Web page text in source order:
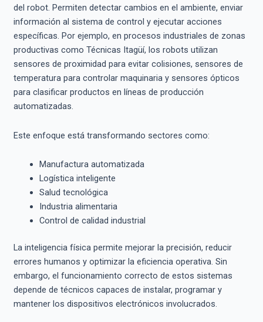
del robot. Permiten detectar cambios en el ambiente, enviar
información al sistema de control y ejecutar acciones
específicas. Por ejemplo, en procesos industriales de zonas
productivas como Técnicas Itagüí, los robots utilizan
sensores de proximidad para evitar colisiones, sensores de
temperatura para controlar maquinaria y sensores ópticos
para clasificar productos en líneas de producción
automatizadas.
Este enfoque está transformando sectores como:
Manufactura automatizada
Logística inteligente
Salud tecnológica
Industria alimentaria
Control de calidad industrial
La inteligencia física permite mejorar la precisión, reducir
errores humanos y optimizar la eficiencia operativa. Sin
embargo, el funcionamiento correcto de estos sistemas
depende de técnicos capaces de instalar, programar y
mantener los dispositivos electrónicos involucrados.